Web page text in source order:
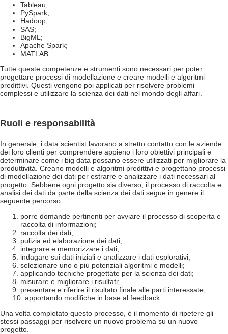
Tableau;
PySpark;
Hadoop;
SAS;
BigML;
Apache Spark;
MATLAB.
Tutte queste competenze e strumenti sono necessari per poter
progettare processi di modellazione e creare modelli e algoritmi
predittivi. Questi vengono poi applicati per risolvere problemi
complessi e utilizzare la scienza dei dati nel mondo degli affari.
Ruoli e responsabilità
In generale, i data scientist lavorano a stretto contatto con le aziende
dei loro clienti per comprendere appieno i loro obiettivi principali e
determinare come i big data possano essere utilizzati per migliorare la
produttività. Creano modelli e algoritmi predittivi e progettano processi
di modellazione dei dati per estrarre e analizzare i dati necessari al
progetto. Sebbene ogni progetto sia diverso, il processo di raccolta e
analisi dei dati da parte della scienza dei dati segue in genere il
seguente percorso:
porre domande pertinenti per avviare il processo di scoperta e
raccolta di informazioni;
raccolta dei dati;
pulizia ed elaborazione dei dati;
integrare e memorizzare i dati;
indagare sui dati iniziali e analizzare i dati esplorativi;
selezionare uno o più potenziali algoritmi e modelli;
applicando tecniche progettate per la scienza dei dati;
misurare e migliorare i risultati;
presentare e riferire il risultato finale alle parti interessate;
apportando modifiche in base al feedback.
Una volta completato questo processo, è il momento di ripetere gli
stessi passaggi per risolvere un nuovo problema su un nuovo
progetto.